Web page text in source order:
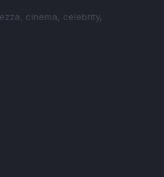
cinema, celebrity,